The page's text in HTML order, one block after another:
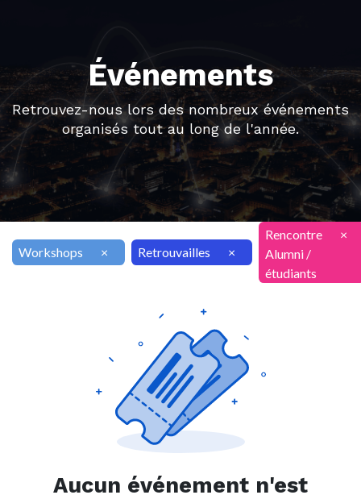
Événements
Retrouvez-nous lors des nombreux événements
organisés tout au long de l'année.
Workshops × Retrouvailles ×
Rencontre
Alumni /
étudiants
×
Aucun événement n'est